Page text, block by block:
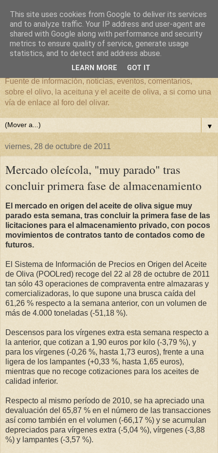
El mundo del Olivar
Fuente de información, noticias, eventos, comentarios,
sobre el olivo, la aceituna y el aceite de oliva, a si como una
vía de enlace al foro del olivar.
▼
viernes, 28 de octubre de 2011
Mercado oleícola, "muy parado" tras
concluir primera fase de almacenamiento
El mercado en origen del aceite de oliva sigue muy
parado esta semana, tras concluir la primera fase de las
licitaciones para el almacenamiento privado, con pocos
movimientos de contratos tanto de contados como de
futuros.
El Sistema de Información de Precios en Origen del Aceite
de Oliva (POOLred) recoge del 22 al 28 de octubre de 2011
tan sólo 43 operaciones de compraventa entre almazaras y
comercializadoras, lo que supone una brusca caída del
61,26 % respecto a la semana anterior, con un volumen de
más de 4.000 toneladas (-51,18 %).
Descensos para los vírgenes extra esta semana respecto a
la anterior, que cotizan a 1,90 euros por kilo (-3,79 %), y
para los vírgenes (-0,26 %, hasta 1,73 euros), frente a una
ligera de los lampantes (+0,33 %, hasta 1,65 euros),
mientras que no recoge cotizaciones para los aceites de
calidad inferior.
Respecto al mismo período de 2010, se ha apreciado una
devaluación del 65,87 % en el número de las transacciones
así como también en el volumen (-66,17 %) y se acumulan
depreciados para vírgenes extra (-5,04 %), vírgenes (-3,88
%) y lampantes (-3,57 %).
This site uses cookies from Google to deliver its services
and to analyze traffic. Your IP address and user-agent are
shared with Google along with performance and security
metrics to ensure quality of service, generate usage
statistics, and to detect and address abuse.
LEARN MORE GOT IT